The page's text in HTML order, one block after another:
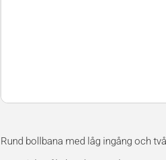
Rund bollbana med låg ingång och